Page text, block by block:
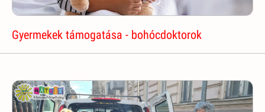
Gyermekek támogatása - bohócdoktorok